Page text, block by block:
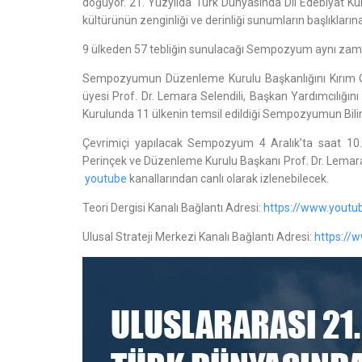
kültürünün zenginliği ve derinliği sunumların
9 ülkeden 57 tebliğin sunulacağı Sempozyum aynı
Sempozyumun Düzenleme Kurulu Başkanlığını
üyesi Prof. Dr. Lemara Selendili, Başkan
Kurulunda 11 ülkenin temsil edildiği Sempozyumun
Çevrimiçi yapılacak Sempozyum 4 Aralık’ta saat
Perinçek ve Düzenleme Kurulu Başkanı Prof. Dr.
youtube kanallarından canlı olarak izlenebilecek.
Teori Dergisi Kanalı Bağlantı Adresi: https://
Ulusal Strateji Merkezi Kanalı Bağlantı Adresi: https://